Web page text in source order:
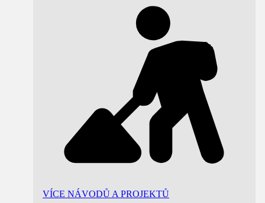
VÍCE NÁVODŮ A PROJEKTŮ